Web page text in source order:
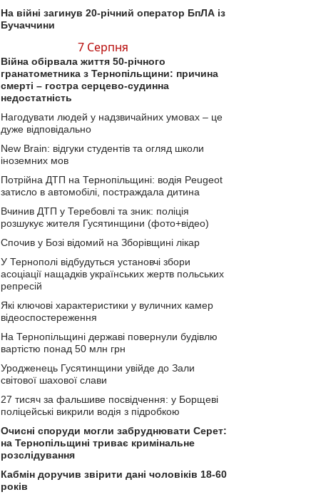
На війні загинув 20-річний оператор БпЛА із
Бучаччини
7 Серпня
Війна обірвала життя 50-річного
гранатометника з Тернопільщини: причина
смерті – гостра серцево-судинна
недостатність
Нагодувати людей у надзвичайних умовах – це
дуже відповідально
New Brain: відгуки студентів та огляд школи
іноземних мов
Потрійна ДТП на Тернопільщині: водія Peugeot
затисло в автомобілі, постраждала дитина
Вчинив ДТП у Теребовлі та зник: поліція
розшукує жителя Гусятинщини (фото+відео)
Спочив у Бозі відомий на Зборівщині лікар
У Тернополі відбудуться установчі збори
асоціації нащадків українських жертв польських
репресій
Які ключові характеристики у вуличних камер
відеоспостереження
На Тернопільщині державі повернули будівлю
вартістю понад 50 млн грн
Уродженець Гусятинщини увійде до Зали
світової шахової слави
27 тисяч за фальшиве посвідчення: у Борщеві
поліцейські викрили водія з підробкою
Очисні споруди могли забруднювати Серет:
на Тернопільщині триває кримінальне
розслідування
Кабмін доручив звірити дані чоловіків 18-60
років